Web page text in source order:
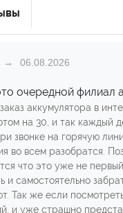
06.08.2026
очередной филиал
аккумулятора в
на 30, и так каждый
звонке на горячую
во всем разобратся.
что это уже не
и самостоятельно
Так же если
и уже страшно